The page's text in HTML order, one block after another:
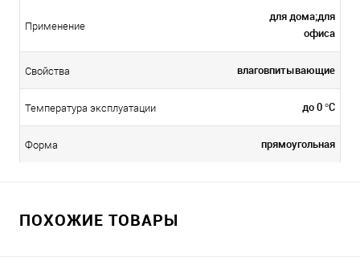
Применение
для дома;для
офиса
Свойства влаговпитывающие
Температура эксплуатации до 0 °C
Форма прямоугольная
ПОХОЖИЕ ТОВАРЫ